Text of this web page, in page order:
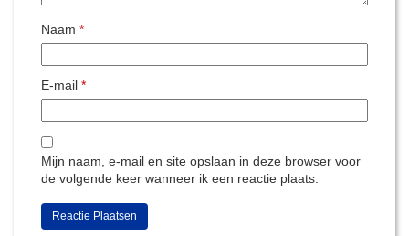
Naam *
E-mail *
Mijn naam, e-mail en site opslaan in deze browser voor
de volgende keer wanneer ik een reactie plaats.